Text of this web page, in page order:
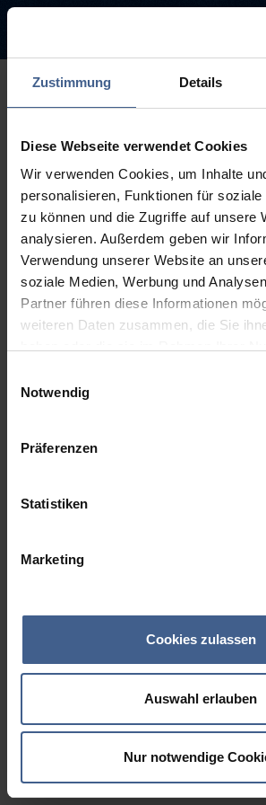
Zustimmung Details
Diese Webseite verwendet Cookies
Wir verwenden Cookies, um Inhalte
personalisieren, Funktionen für soziale
zu können und die Zugriffe auf unsere
analysieren. Außerdem geben wir
Verwendung unserer Website an
soziale Medien, Werbung und
Partner führen diese Informationen
weiteren Daten zusammen, die Sie
Weitere Informationen finden Sie in
Notwendig
Präferenzen
Statistiken
Marketing
Cookies zulassen
Auswahl erlauben
Nur notwendige
Sorry, this page is not
available.
The link you followed may be broken or the
removed.
Back to homepage Go to search